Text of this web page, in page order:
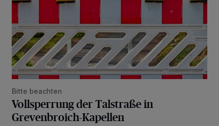
Bitte beachten
Vollsperrung der Talstraße in
Grevenbroich-Kapellen